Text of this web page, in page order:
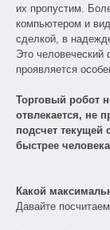
их пропустим.
компьютером и
сделкой, в
Это
проявляется
Торговый робот
отвлекается, не
подсчет текущей
быстрее
Какой
Давайте